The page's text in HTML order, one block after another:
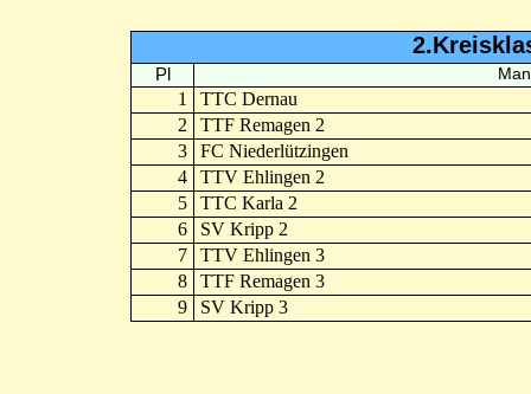
Pl
1
TTC Dernau
2
TTF Remagen 2
3
FC Niederlützingen
4
TTV Ehlingen 2
5
TTC Karla 2
6
SV Kripp 2
7
TTV Ehlingen 3
8
TTF Remagen 3
9
SV Kripp 3